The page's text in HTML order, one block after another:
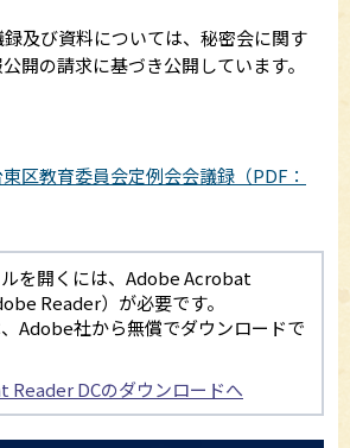
及び資料については、秘密会に関す
開の請求に基づき公開しています。
区教育委員会定例会会議録（PDF：
を開くには、Adobe Acrobat
Reader）が必要です。
Adobe社から無償でダウンロードで
Reader DCのダウンロードへ